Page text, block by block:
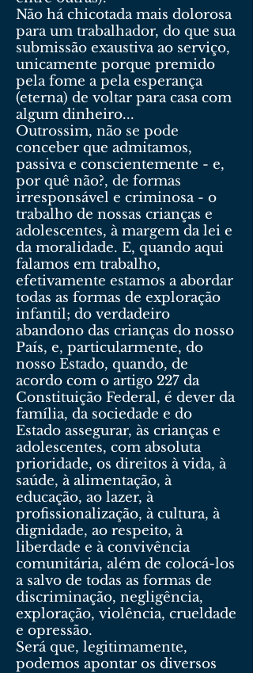
Não há chicotada mais dolorosa
para um trabalhador, do que sua
submissão exaustiva ao serviço,
unicamente porque premido
pela fome a pela esperança
(eterna) de voltar para casa com
algum dinheiro...
Outrossim, não se pode
conceber que admitamos,
passiva e conscientemente - e,
por quê não?, de formas
irresponsável e criminosa - o
trabalho de nossas crianças e
adolescentes, à margem da lei e
da moralidade. E, quando aqui
falamos em trabalho,
efetivamente estamos a abordar
todas as formas de exploração
infantil; do verdadeiro
abandono das crianças do nosso
País, e, particularmente, do
nosso Estado, quando, de
acordo com o artigo 227 da
Constituição Federal, é dever da
família, da sociedade e do
Estado assegurar, às crianças e
adolescentes, com absoluta
prioridade, os direitos à vida, à
saúde, à alimentação, à
educação, ao lazer, à
profissionalização, à cultura, à
dignidade, ao respeito, à
liberdade e à convivência
comunitária, além de colocá-los
a salvo de todas as formas de
discriminação, negligência,
exploração, violência, crueldade
e opressão.
Será que, legitimamente,
podemos apontar os diversos